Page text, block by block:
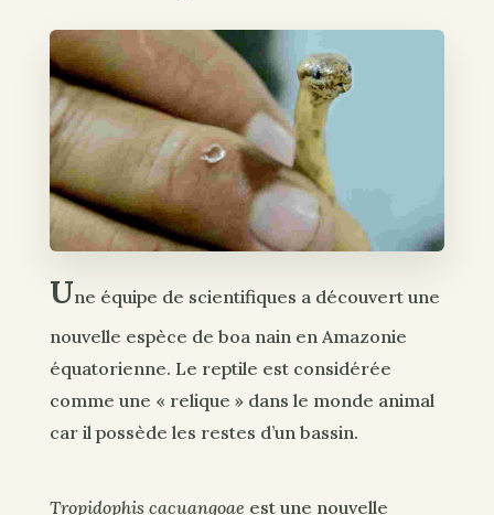
Une équipe de scientifiques a découvert une
nouvelle espèce de boa nain en Amazonie
équatorienne. Le reptile est considérée
comme une « relique » dans le monde animal
car il possède les restes d’un bassin.
Tropidophis cacuangoae est une nouvelle